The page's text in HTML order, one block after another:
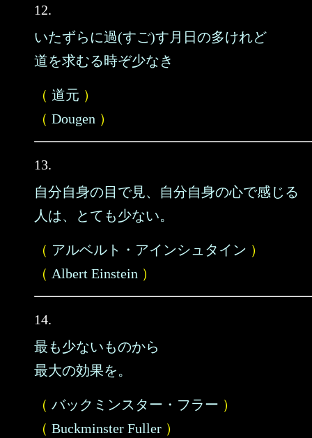
12.
いたずらに過(すご)す月日の多けれど
道を求むる時ぞ少なき
（ 道元 ）
（ Dougen ）
13.
自分自身の目で見、自分自身の心で感じる
人は、とても少ない。
（ アルベルト・アインシュタイン ）
（ Albert Einstein ）
14.
最も少ないものから
最大の効果を。
（ バックミンスター・フラー ）
（ Buckminster Fuller ）